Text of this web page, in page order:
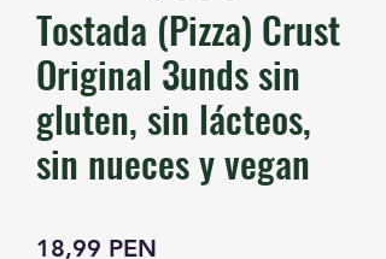
Tostada (Pizza) Crust
Original 3unds sin
gluten, sin lácteos,
sin nueces y vegan
18,99 PEN